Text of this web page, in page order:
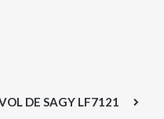
DE SAGY LF7121